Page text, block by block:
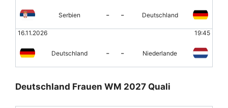
Serbien - - Deutschland
16.11.2026 19:45
Deutschland - - Niederlande
Deutschland Frauen WM 2027 Quali